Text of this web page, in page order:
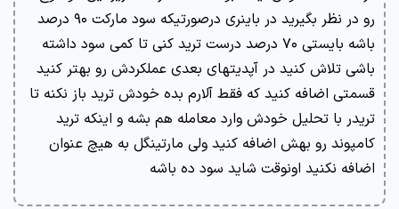
رو در نظر بگیرید در باینری درصورتیکه سود مارکت ۹۰ درصد
باشه بایستی ۷۰ درصد درست ترید کنی تا کمی سود داشته
باشی تلاش کنید در آپدیتهای بعدی عملکردش رو بهتر کنید
قسمتی اضافه کنید که فقط آلارم بده خودش ترید باز نکنه تا
تریدر با تحلیل خودش وارد معامله هم بشه و اینکه ترید
کامپوند رو بهش اضافه کنید ولی مارتینگل به هیچ عنوان
اضافه نکنید اونوقت شاید سود ده باشه